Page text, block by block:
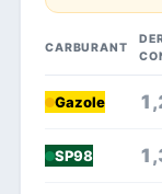
CARBURANT
Gazole
SP98